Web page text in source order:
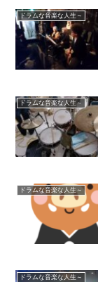
ドラムな音楽な人生～
ドラムな音楽な人生～
ドラムな音楽な人生～
ドラムな音楽な人生～